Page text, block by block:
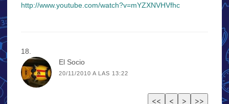
http://www.youtube.com/watch?v=mYZXNVHVfhc
El Socio
20/11/2010 A LAS 13:22